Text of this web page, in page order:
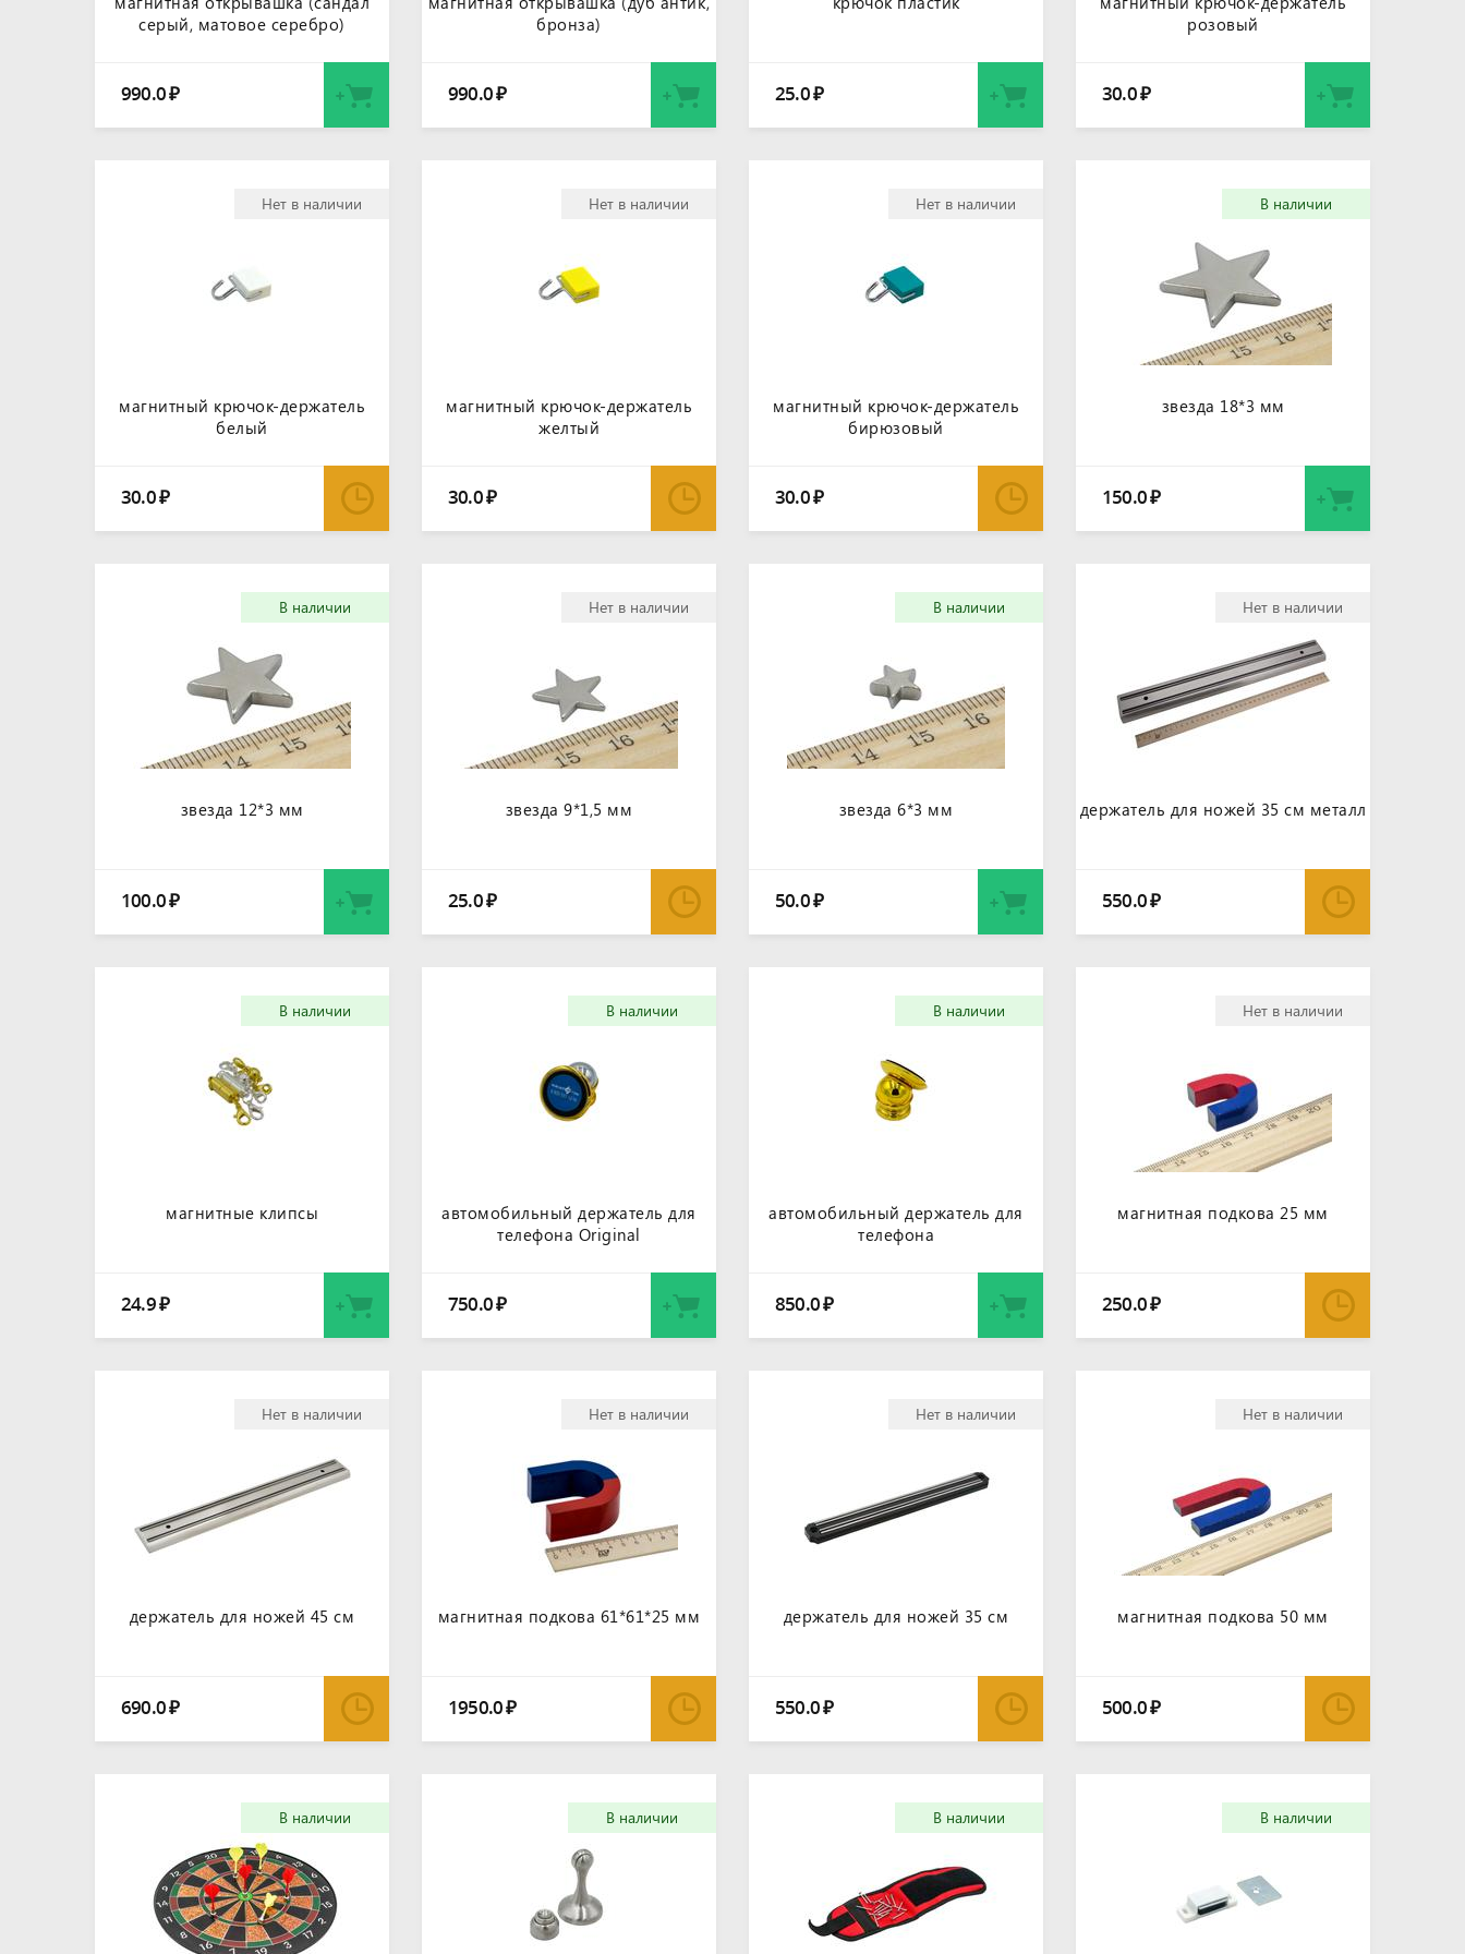
серый, матовое серебро)
990.0₽
бронза)
990.0₽ 25.0₽
розовый
30.0₽
Нет в наличии
магнитный крючок-держатель
белый
30.0₽
Нет в наличии
магнитный крючок-держатель
желтый
30.0₽
Нет в наличии
магнитный крючок-держатель
бирюзовый
30.0₽
В наличии
звезда 18*3 мм
150.0₽
В наличии
звезда 12*3 мм
100.0₽
Нет в наличии
звезда 9*1,5 мм
25.0₽
В наличии
звезда 6*3 мм
50.0₽
Нет в наличии
держатель для ножей 35 см металл
550.0₽
В наличии
магнитные клипсы
24.9₽
В наличии
автомобильный держатель для
телефона Original
750.0₽
В наличии
автомобильный держатель для
телефона
850.0₽
Нет в наличии
магнитная подкова 25 мм
250.0₽
Нет в наличии
держатель для ножей 45 см
690.0₽
Нет в наличии
магнитная подкова 61*61*25 мм
1950.0₽
Нет в наличии
держатель для ножей 35 см
550.0₽
Нет в наличии
магнитная подкова 50 мм
500.0₽
В наличии В наличии В наличии В наличии